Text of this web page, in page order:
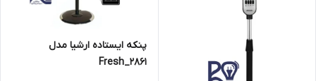
پنکه ایستاده ارشیا مدل
۲۸۶۱_Fresh